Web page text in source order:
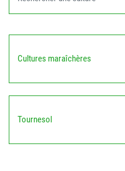
Cultures maraîchères
Tournesol